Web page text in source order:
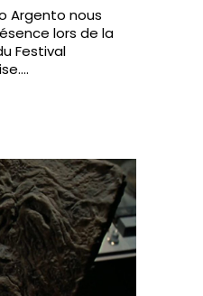
Argento nous
lors de la
Festival